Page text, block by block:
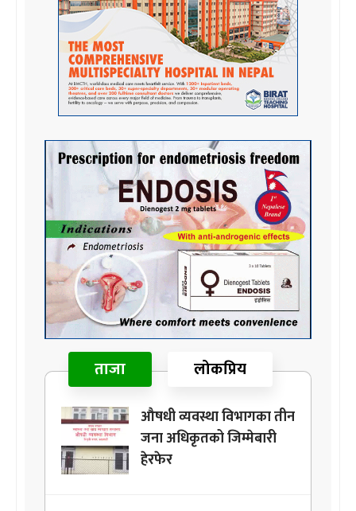
ताजा लोकप्रिय
औषधी व्यवस्था विभागका तीन
जना अधिकृतको जिम्मेबारी
हेरफेर